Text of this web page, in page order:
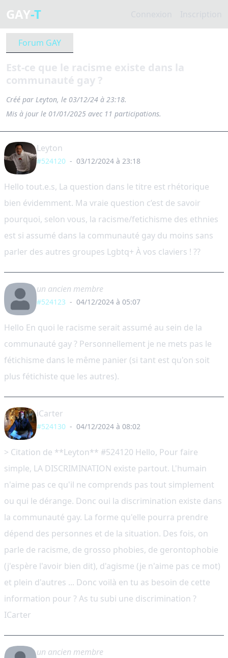
GAY-T
Forum GAY
Est-ce que le racisme existe dans la
communauté gay ?
Créé par Leyton, le 03/12/24 à 23:18.
Mis à jour le 01/01/2025 avec 11 participations.
Leyton
#524120 - 03/12/2024 à 23:18
Hello tout.e.s, La question dans le titre est rhétorique
bien évidemment. Ma vraie question c’est de savoir
pourquoi, selon vous, la racisme/fetichisme des ethnies
est si assumé dans la communauté gay du moins sans
parler des autres groupes Lgbtq+ À vos claviers ! ??
un ancien membre
#524123 - 04/12/2024 à 05:07
Hello En quoi le racisme serait assumé au sein de la
communauté gay ? Personnellement je ne mets pas le
fétichisme dans le même panier (si tant est qu'on soit
plus fétichiste que les autres).
iCarter
#524130 - 04/12/2024 à 08:02
> Citation de **Leyton** #524120 Hello, Pour faire
simple, LA DISCRIMINATION existe partout. L'humain
n'aime pas ce qu'il ne comprends pas tout simplement
ou qui le dérange. Donc oui la discrimination existe dans
la communauté gay. La forme qu'elle pourra prendre
dépend des personnes et de la situation. Des fois, on
parle de racisme, de grosso phobies, de gerontophobie
(j'espère l'avoir bien dit), d'agisme (je n'aime pas ce mot)
et plein d'autres ... Donc voilà en tu as besoin de cette
information pour ? As tu subi une discrimination ?
ICarter
un ancien membre